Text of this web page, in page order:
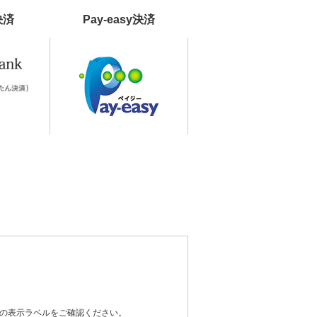
済 Pay-easy決済
示ラベルをご確認ください。